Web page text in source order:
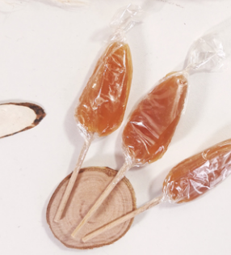
Produits
Tous nos produits Lui